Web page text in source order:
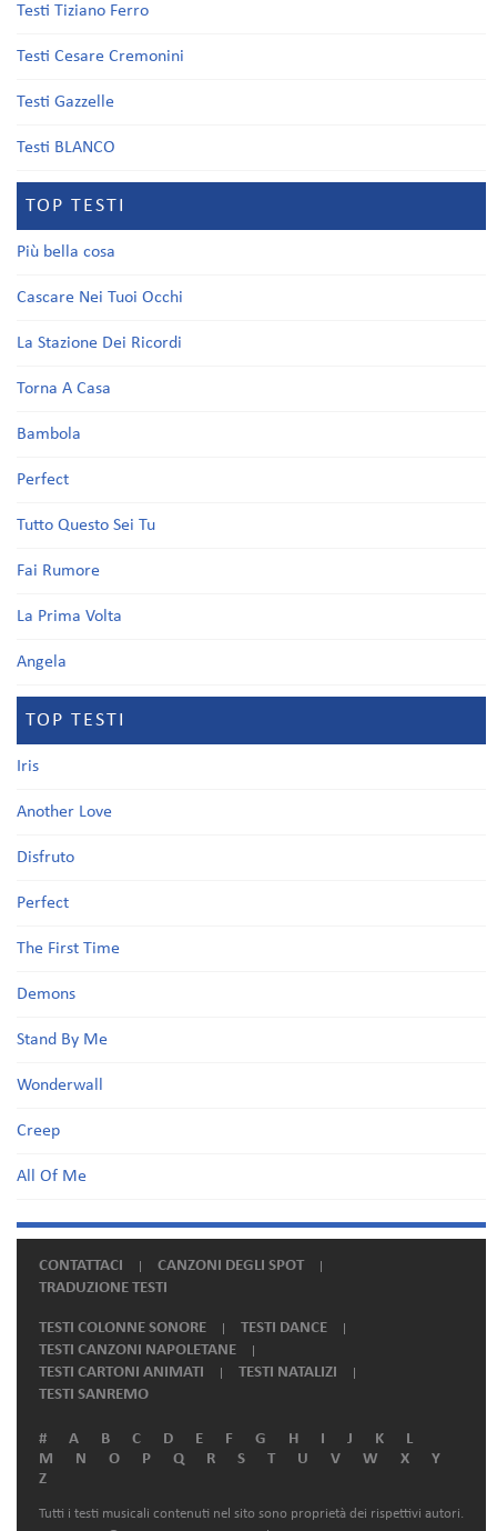
Testi Tiziano Ferro
Testi Cesare Cremonini
Testi Gazzelle
Testi BLANCO
TOP TESTI
Più bella cosa
Cascare Nei Tuoi Occhi
La Stazione Dei Ricordi
Torna A Casa
Bambola
Perfect
Tutto Questo Sei Tu
Fai Rumore
La Prima Volta
Angela
TOP TESTI
Iris
Another Love
Disfruto
Perfect
The First Time
Demons
Stand By Me
Wonderwall
Creep
All Of Me
CONTATTACI
CANZONI DEGLI SPOT
TRADUZIONE TESTI
TESTI COLONNE SONORE
TESTI DANCE
TESTI CANZONI NAPOLETANE
TESTI CARTONI ANIMATI
TESTI NATALIZI
TESTI SANREMO
# A B C D E F G H I J K
L
M
N O P Q R S T U V W X
Y
Z
Tutti i testi musicali contenuti nel sito sono proprietà dei rispettivi autori.